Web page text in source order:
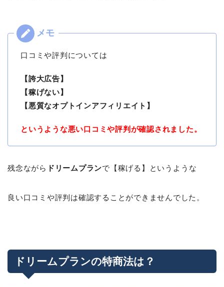
口コミや評判については
【誇大広告】
【稼げない】
【悪質なオプトインアフィリエイト】
というような悪い口コミや評判が確認されました。
残念ながら ドリームプランで【稼げる】というような
良い口コミや評判は確認することができませんでした。
ドリームプランの特商法は？